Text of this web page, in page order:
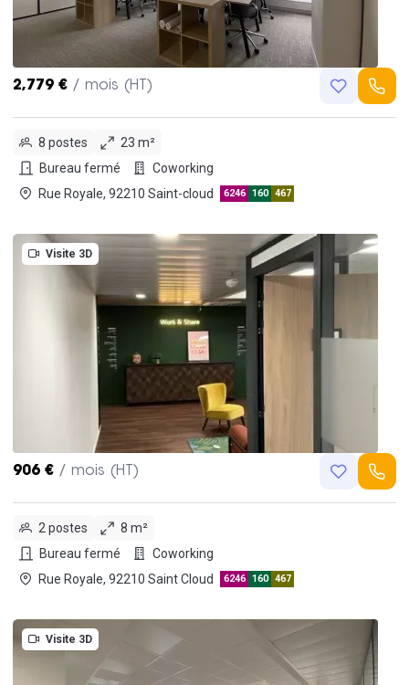
2,779 € / mois (HT)
8 postes
23 m²
Bureau fermé
Coworking
Rue Royale, 92210 Saint-cloud
6246 160 467
Visite 3D
906 € / mois (HT)
2 postes
8 m²
Bureau fermé
Coworking
Rue Royale, 92210 Saint Cloud
6246 160 467
Visite 3D